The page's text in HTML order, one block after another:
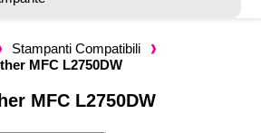
Stampanti Compatibili
MFC L2750DW
MFC L2750DW